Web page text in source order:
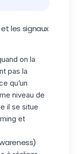
les signaux
on la
pas la
qu’un
niveau de
il se situe
et